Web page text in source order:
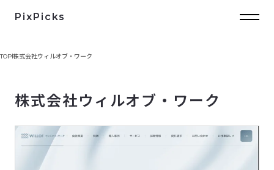
PixPicks
TOP株式会社ウィルオブ・ワーク
株式会社ウィルオブ・ワーク